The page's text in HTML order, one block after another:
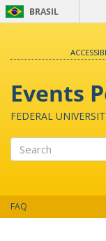
BRASIL
Events
FEDERAL
FAQ